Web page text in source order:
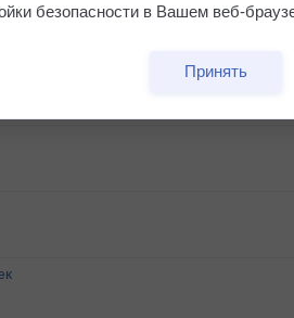
безопасности в Вашем веб-
Принять